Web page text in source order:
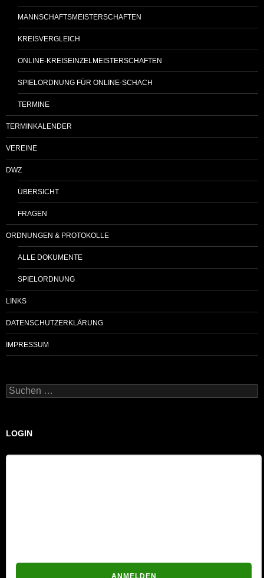
MANNSCHAFTSMEISTERSCHAFTEN
KREISVERGLEICH
ONLINE-KREISEINZELMEISTERSCHAFTEN
SPIELORDNUNG FÜR ONLINE-SCHACH
TERMINE
TERMINKALENDER
VEREINE
DWZ
ÜBERSICHT
FRAGEN
ORDNUNGEN & PROTOKOLLE
ALLE DOKUMENTE
SPIELORDNUNG
LINKS
DATENSCHUTZERKLÄRUNG
IMPRESSUM
Suchen
nach:
LOGIN